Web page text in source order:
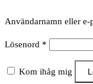
Användarnamn eller e-
Lösenord *
Kom ihåg mig